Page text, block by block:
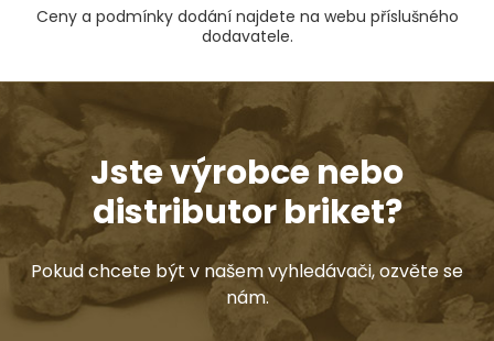
Ceny a podmínky dodání najdete na webu příslušného
dodavatele.
Jste výrobce nebo
distributor briket?
Pokud chcete být v našem vyhledávači, ozvěte se
nám.